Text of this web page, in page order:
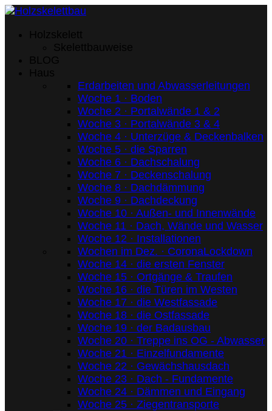
Erdarbeiten und Abwasserleitungen
Woche 1 · Boden
Woche 2 · Portalwände 1 & 2
Woche 3 · Portalwände 3 & 4
Woche 4 · Unterzüge & Deckenbalken
Woche 5 · die Sparren
Woche 6 · Dachschalung
Woche 7 · Deckenschalung
Woche 8 · Dachdämmung
Woche 9 · Dachdeckung
Woche 10 · Außen- und Innenwände
Woche 11 · Dach, Wände und Wasser
Woche 12 · Installationen
Wochen im Dez. · CoronaLockdown
Woche 14 · die ersten Fenster
Woche 15 · Ortgänge & Traufen
Woche 16 · die Türen im Westen
Woche 17 · die Westfassade
Woche 18 · die Ostfassade
Woche 19 · der Badausbau
Woche 20 · Treppe ins OG - Abwasser
Woche 21 · Einzelfundamente
Woche 22 · Gewächshausdach
Woche 23 · Dach - Fundamente
Woche 24 · Dämmen und Eingang
Woche 25 · Ziegentransporte